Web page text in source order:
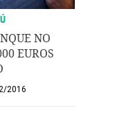
NO
EUROS
2016